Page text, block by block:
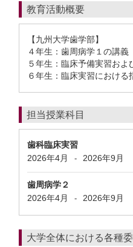
教育活動概要
【九州大学歯学部】
４年生：歯周病学１の講義
５年生：臨床予備実習お
６年生：臨床実習における
担当授業科目
歯科臨床実習
2026年4月
- 2026年9月
歯周病学２
2026年4月
- 2026年9月
大学全体における各種